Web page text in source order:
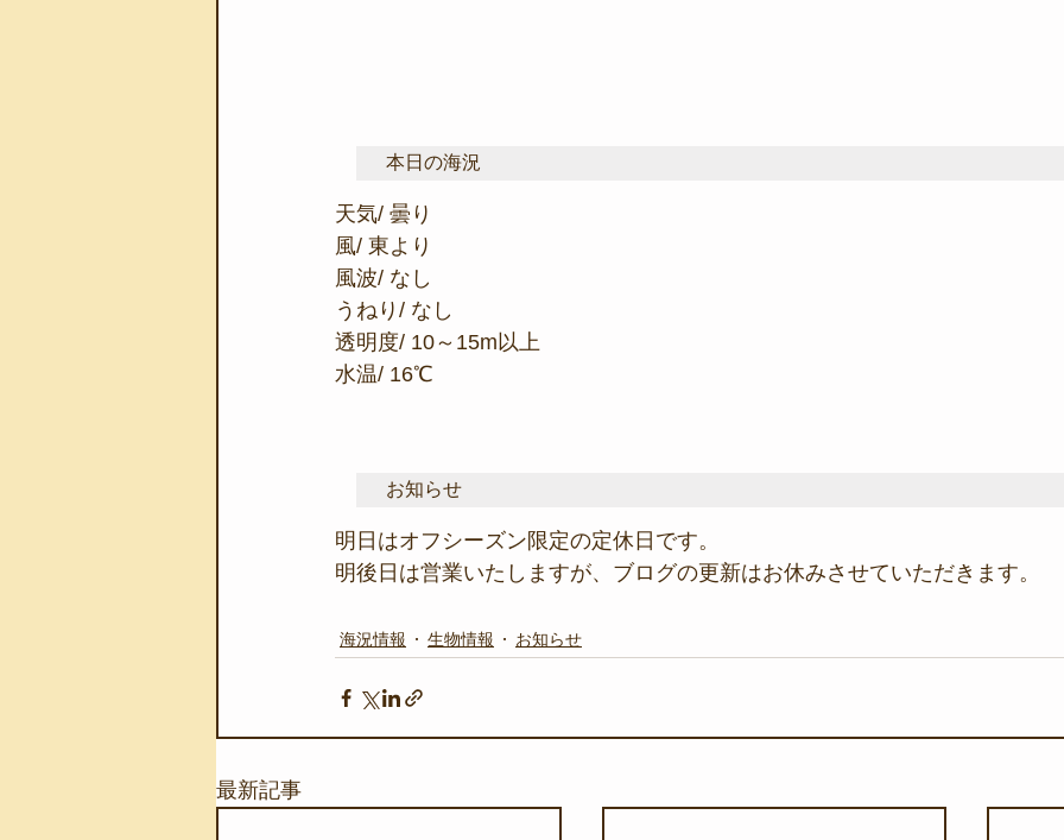
本日の海況
天気/ 曇り
風/ 東より
風波/ なし
うねり/ なし
透明度/ 10～15m以上
水温/ 16℃
お知らせ
明日はオフシーズン限定の定休日です。
明後日は営業いたしますが、ブログの更新はお休みさせていただきます。
海況情報 生物情報 お知らせ
最新記事